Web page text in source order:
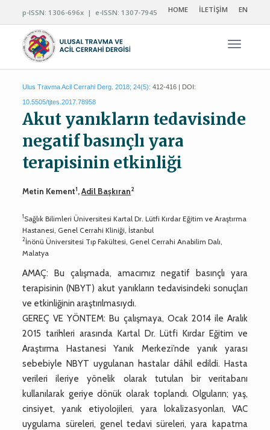
p-ISSN: 1306-696x | e-ISSN: 1307-7945 HOME İLETİŞİM EN
Ulus Travma Acil Cerrahi Derg. 2018; 24(5): 412-416 | DOI:
10.5505/tjtes.2017.78958
Akut yanıkların tedavisinde
negatif basınçlı yara
terapisinin etkinliği
Metin Kement1,Adil Başkıran2
1Sağlık Bilimleri Üniversitesi Kartal Dr. Lütfi Kırdar Eğitim ve Araştırma
Hastanesi, Genel Cerrahi Kliniği, İstanbul
2İnönü Üniversitesi Tıp Fakültesi, Genel Cerrahi Anabilim Dalı,
Malatya
AMAÇ: Bu çalışmada, amacımız negatif basınçlı yara
terapisinin (NBYT) akut yanıkların tedavisindeki sonuçları
ve etkinliğinin araştırılmasıydı.
GEREÇ VE YÖNTEM: Bu çalışmaya, Ocak 2014 ile Aralık
2015 tarihleri arasında Kartal Dr. Lütfi Kırdar Eğitim ve
Araştırma Hastanesi Yanık Merkezi’nde yanık yarası
sebebiyle NBYT uygulanan hastalar dâhil edildi. Hasta
verileri ileriye yönelik olarak tutulan bir veritabanı
kullanılarak geriye dönük olarak toplandı. Olguların; yaş,
cinsiyet, yanık etiyolojileri, yara lokalizasyonları, VAC
uygulama süreleri, genel tedavi süreleri, yara kapatma